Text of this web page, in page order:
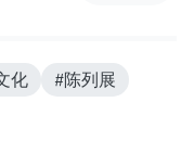
化
#陈列展